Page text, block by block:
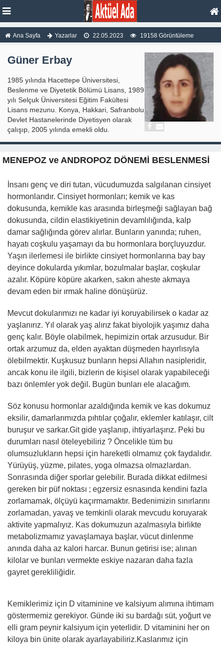
Ana Sayfa Yazarlar 22.05.2023 19158 Görüntüleme
Güner Erbay
1985 yılında Hacettepe Üniversitesi,
Beslenme ve Diyetetik Bölümü Lisans, 1989
yılı Selçuk Üniversitesi Eğitim Fakültesi
Lisans mezunu. Konya, Hakkari, Safranbolu
Devlet Hastanelerinde Diyetisyen olarak
çalışıp, 2005 yılında emekli oldu.
MENEPOZ ve ANDROPOZ DÖNEMİ BESLENMESİ
İnsanı genç ve diri tutan, vücudumuzda salgılanan cinsiyet
hormonlarıdır. Cinsiyet hormonları; kemik ve kas
dokusunda, kemikle kas arasında birleşmeği sağlayan bağ
dokusunda, cildin elastikiyetinin devamlılığında, kalp
damar sağlığında görev alırlar. Bunların yanında; ruhen,
hayatı coşkulu yaşamayı da bu hormonlara borçluyuzdur.
Yaşın ilerlemesi ile birlikte cinsiyet hormonlarına bay bay
deyince dokularda yıkımlar, bozulmalar başlar, coşkular
azalır. Köpüre köpüre akarken, sakın aheste akmaya
devam eden bir ırmak haline dönüşürüz.
Mevcut dokularımızı ne kadar iyi koruyabilirsek o kadar az
yaşlanırız. Yıl olarak yaş alırız fakat biyolojik yaşımız daha
genç kalır. Böyle olabilmek, hepimizin ortak arzusudur. Bir
ortak arzumuz da, elden ayaktan düşmeden hayırlısıyla
ölebilmektir. Kuşkusuz bunların hepsi Allahın nasipleridir,
ancak konu ile ilgili, bizlerin de kişisel olarak yapabileceği
bazı önlemler yok değil. Bugün bunları ele alacağım.
Söz konusu hormonlar azaldığında kemik ve kas dokumuz
eksilir, damarlarımızda pıhtılar çoğalır, eklemler katılaşır, cilt
buruşur ve sarkar.Git gide yaşlanıp, ihtiyarlaşırız. Peki bu
durumları nasıl öteleyebiliriz ? Öncelikle tüm bu
olumsuzlukların hepsi için hareketli olmamız çok faydalıdır.
Yürüyüş, yüzme, pilates, yoga olmazsa olmazlardan.
Sonrasında diğer sporlar gelebilir. Burada dikkat edilmesi
gereken bir püf noktası ; egzersiz esnasında kendini fazla
zorlamamak, ölçüyü kaçırmamaktır. Bedenimizin sınırlarını
zorlamadan, yavaş ve temkinli olarak mevcudu koruyarak
aktivite yapmalıyız. Kas dokumuzun azalmasıyla birlikte
metabolizmamız yavaşlamaya başlar, vücut dinlenme
anında daha az kalori harcar. Bunun getirisi ise; alınan
kilolar ve bunları vermekte eskiye nazaran daha fazla
gayret gerekliliğidir.
Kemiklerimiz için D vitaminine ve kalsiyum alımına ihtimam
göstermemiz gerekiyor. Günde iki su bardağı süt, yoğurt ve
elli gram peynir kalsiyum için yeterlidir. D vitaminini her on
kiloya bin ünite olarak ayarlayabiliriz.Kaslarımız için